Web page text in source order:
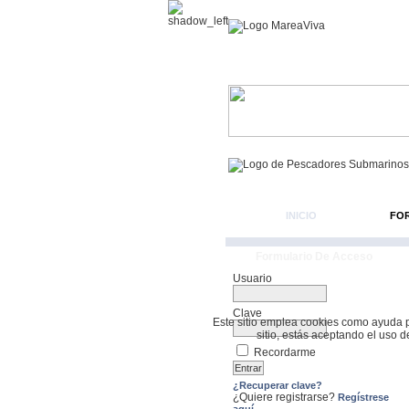
Este sitio emplea cookies como ayuda
sitio, estás aceptando el uso
INICIO
Usuario
Clave
Recordarme
¿Recuperar clave?
¿Quiere registrarse? Regístrese